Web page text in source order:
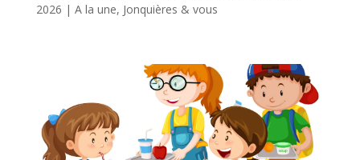
2026 | A la une, Jonquières & vous